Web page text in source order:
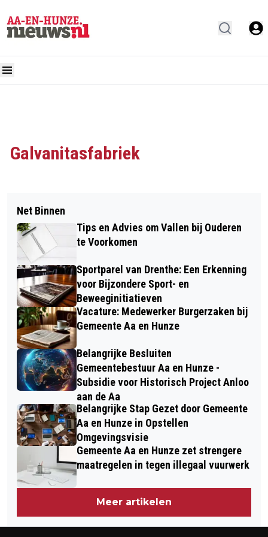
Galvanitasfabriek
Net Binnen
Tips en Advies om Vallen bij Ouderen
te Voorkomen
Sportparel van Drenthe: Een Erkenning
voor Bijzondere Sport- en
Beweeginitiatieven
Vacature: Medewerker Burgerzaken bij
Gemeente Aa en Hunze
Belangrijke Besluiten
Gemeentebestuur Aa en Hunze -
Subsidie voor Historisch Project Anloo
aan de Aa
Belangrijke Stap Gezet door Gemeente
Aa en Hunze in Opstellen
Omgevingsvisie
Gemeente Aa en Hunze zet strengere
maatregelen in tegen illegaal vuurwerk
Meer artikelen